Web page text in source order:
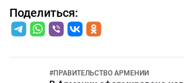
Поделиться:
#ПРАВИТЕЛЬСТВО АРМЕНИИ